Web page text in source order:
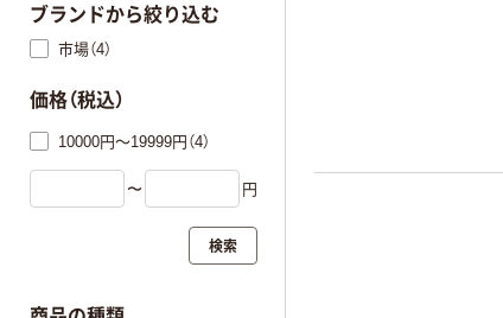
ブランドから絞り込む
市場（4）
価格（税込）
10000円～19999円（4）
〜 円
検索